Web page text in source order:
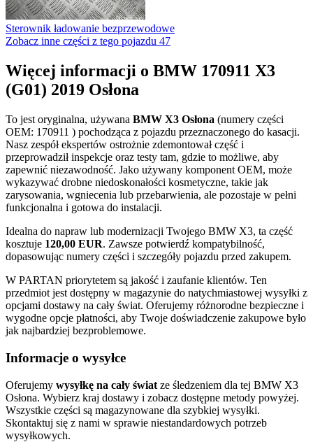
Sterownik ładowanie bezprzewodowe
Zobacz inne części z tego pojazdu 47
Więcej informacji o BMW 170911 X3
(G01) 2019 Osłona
To jest oryginalna, używana BMW X3 Osłona (numery części
OEM: 170911 ) pochodząca z pojazdu przeznaczonego do kasacji.
Nasz zespół ekspertów ostrożnie zdemontował część i
przeprowadził inspekcje oraz testy tam, gdzie to możliwe, aby
zapewnić niezawodność. Jako używany komponent OEM, może
wykazywać drobne niedoskonałości kosmetyczne, takie jak
zarysowania, wgniecenia lub przebarwienia, ale pozostaje w pełni
funkcjonalna i gotowa do instalacji.
Idealna do napraw lub modernizacji Twojego BMW X3, ta część
kosztuje 120,00 EUR. Zawsze potwierdź kompatybilność,
dopasowując numery części i szczegóły pojazdu przed zakupem.
W PARTAN priorytetem są jakość i zaufanie klientów. Ten
przedmiot jest dostępny w magazynie do natychmiastowej wysyłki z
opcjami dostawy na cały świat. Oferujemy różnorodne bezpieczne i
wygodne opcje płatności, aby Twoje doświadczenie zakupowe było
jak najbardziej bezproblemowe.
Informacje o wysyłce
Oferujemy wysyłkę na cały świat ze śledzeniem dla tej BMW X3
Osłona. Wybierz kraj dostawy i zobacz dostępne metody powyżej.
Wszystkie części są magazynowane dla szybkiej wysyłki.
Skontaktuj się z nami w sprawie niestandardowych potrzeb
wysyłkowych.